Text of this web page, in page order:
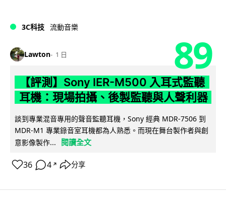
3C科技 流動音樂
Lawton 1 日 89
【評測】Sony IER-M500 入耳式監聽
耳機：現場拍攝、後製監聽與人聲利器
談到專業混音專用的聲音監聽耳機，Sony 經典 MDR-7506 到
MDR-M1 專業錄音室耳機都為人熟悉。而現在舞台製作者與創
意影像製作...
閱讀全文
36 4 ↗ 分享